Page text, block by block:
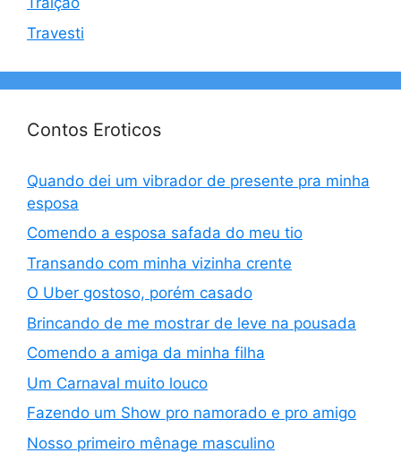
Travesti
Contos Eroticos
Quando dei um vibrador de presente pra minha
esposa
Comendo a esposa safada do meu tio
Transando com minha vizinha crente
O Uber gostoso, porém casado
Brincando de me mostrar de leve na pousada
Comendo a amiga da minha filha
Um Carnaval muito louco
Fazendo um Show pro namorado e pro amigo
Nosso primeiro mênage masculino